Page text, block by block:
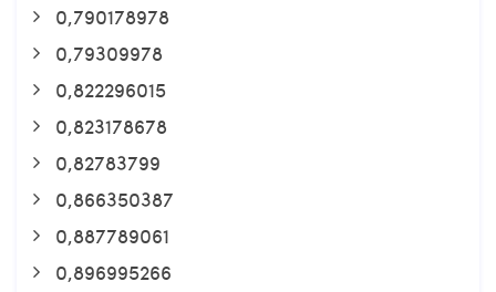
0,790178978
0,79309978
0,822296015
0,823178678
0,82783799
0,866350387
0,887789061
0,896995266